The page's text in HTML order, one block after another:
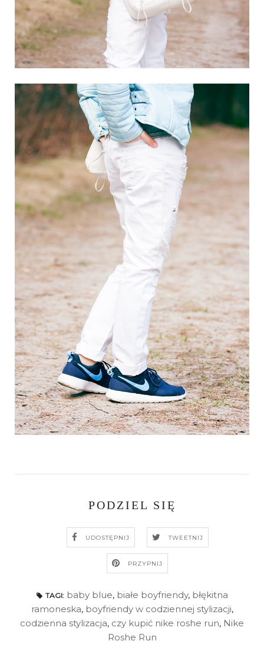
PODZIEL SIĘ
UDOSTĘPNIJ TWEETNIJ
PRZYPNIJ
TAGI: baby blue, białe boyfriendy, błękitna
ramoneska, boyfriendy w codziennej stylizacji,
codzienna stylizacja, czy kupić nike roshe run, Nike
Roshe Run